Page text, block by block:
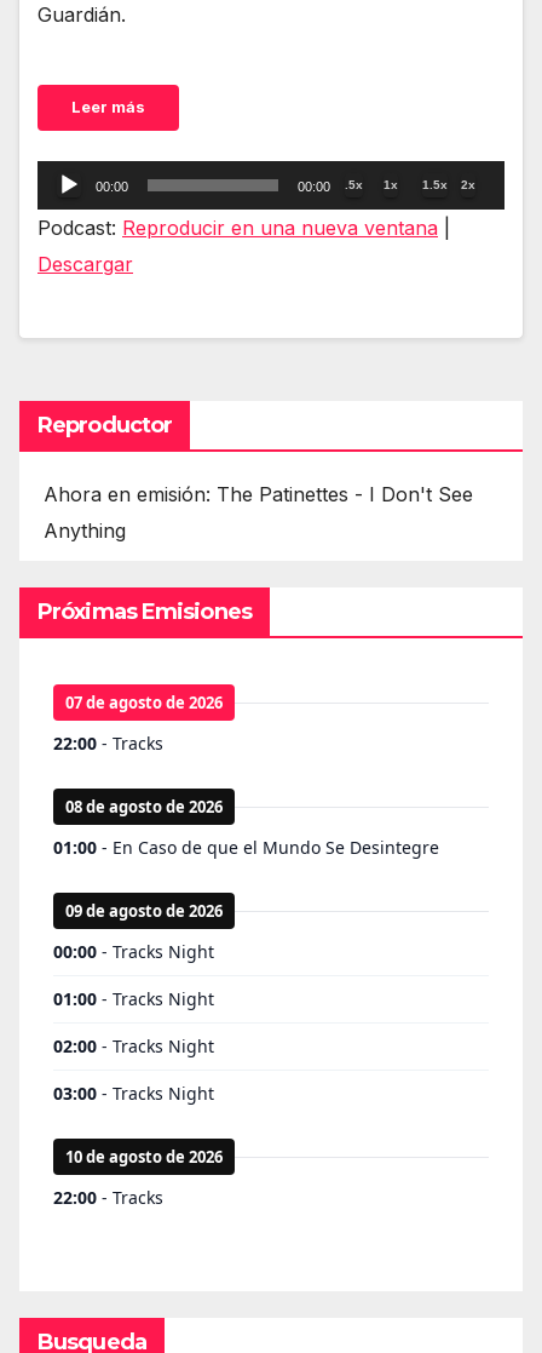
Guardián.
Leer más
Reproductor
de
audio
00:00 00:00 .5x 1x 1.5x 2x
Podcast: Reproducir en una nueva ventana
Descargar
Reproductor
Ahora en emisión: The Patinettes - I Don't See
Anything
Próximas Emisiones
Busqueda